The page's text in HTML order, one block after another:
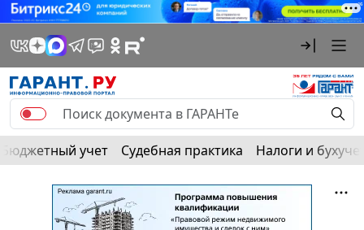
Бюджетный учет Судебная практика Налоги и